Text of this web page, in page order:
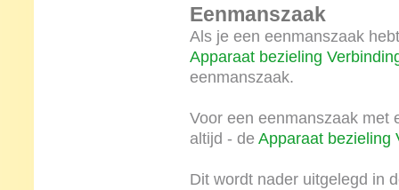
Eenmanszaak
Als je een eenmanszaak
Apparaat bezieling
eenmanszaak.
Voor een eenmanszaak met
altijd - de Apparaat bezieling
Dit wordt nader uitgelegd in